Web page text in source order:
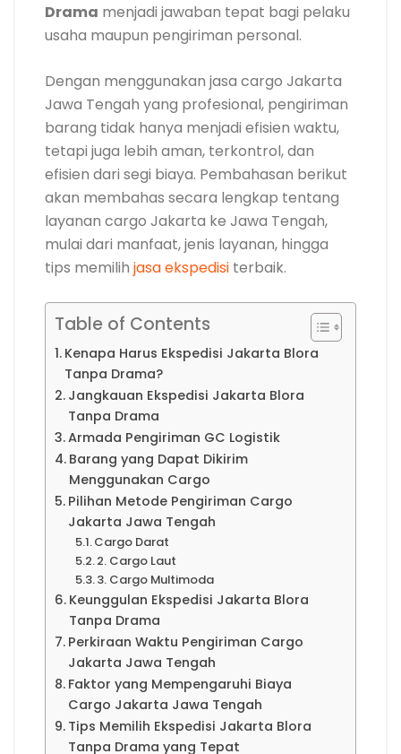
Drama menjadi jawaban tepat bagi pelaku
usaha maupun pengiriman personal.
Dengan menggunakan jasa cargo Jakarta
Jawa Tengah yang profesional, pengiriman
barang tidak hanya menjadi efisien waktu,
tetapi juga lebih aman, terkontrol, dan
efisien dari segi biaya. Pembahasan berikut
akan membahas secara lengkap tentang
layanan cargo Jakarta ke Jawa Tengah,
mulai dari manfaat, jenis layanan, hingga
tips memilih jasa ekspedisi terbaik.
Table of Contents
Kenapa Harus Ekspedisi Jakarta Blora
Tanpa Drama?
Jangkauan Ekspedisi Jakarta Blora
Tanpa Drama
Armada Pengiriman GC Logistik
Barang yang Dapat Dikirim
Menggunakan Cargo
Pilihan Metode Pengiriman Cargo
Jakarta Jawa Tengah
Cargo Darat
2. Cargo Laut
3. Cargo Multimoda
Keunggulan Ekspedisi Jakarta Blora
Tanpa Drama
Perkiraan Waktu Pengiriman Cargo
Jakarta Jawa Tengah
Faktor yang Mempengaruhi Biaya
Cargo Jakarta Jawa Tengah
Tips Memilih Ekspedisi Jakarta Blora
Tanpa Drama yang Tepat